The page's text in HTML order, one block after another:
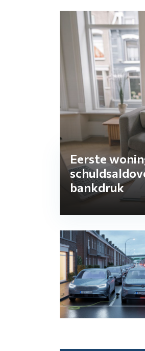
Eerste
bankdruk